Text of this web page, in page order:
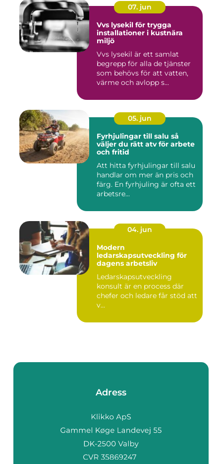
07. jun
Vvs lysekil för trygga
installationer i kustnära
miljö
Vvs lysekil är ett samlat
begrepp för alla de tjänster
som behövs för att vatten,
värme och avlopp s...
05. jun
Fyrhjulingar till salu så
väljer du rätt atv för arbete
och fritid
Att hitta fyrhjulingar till salu
handlar om mer än pris och
färg. En fyrhjuling är ofta ett
arbetsre...
04. jun
Modern
ledarskapsutveckling för
dagens arbetsliv
Ledarskapsutveckling
konsult är en process där
chefer och ledare får stöd att
v...
Adress